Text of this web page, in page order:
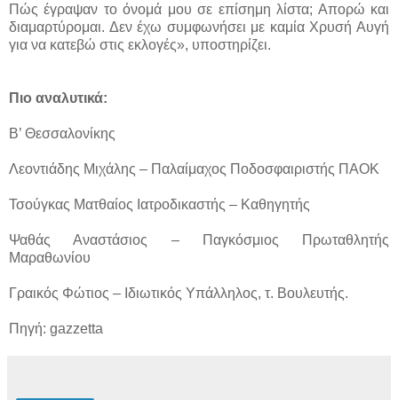
Πώς έγραψαν το όνομά μου σε επίσημη λίστα; Απορώ και
διαμαρτύρομαι. Δεν έχω συμφωνήσει με καμία Χρυσή Αυγή
για να κατεβώ στις εκλογές», υποστηρίζει.
Πιο αναλυτικά:
Β’ Θεσσαλονίκης
Λεοντιάδης Μιχάλης – Παλαίμαχος Ποδοσφαιριστής ΠΑΟΚ
Τσούγκας Ματθαίος Ιατροδικαστής – Καθηγητής
Ψαθάς Αναστάσιος – Παγκόσμιος Πρωταθλητής
Μαραθωνίου
Γραικός Φώτιος – Ιδιωτικός Υπάλληλος, τ. Βουλευτής.
Πηγή: gazzetta